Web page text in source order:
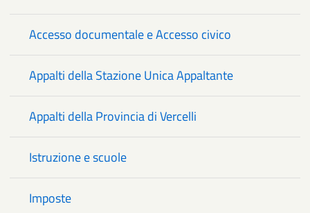
Accesso documentale e Accesso civico
Appalti della Stazione Unica Appaltante
Appalti della Provincia di Vercelli
Istruzione e scuole
Imposte